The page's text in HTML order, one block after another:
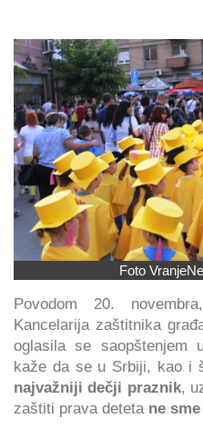
Foto
Povodom 20.
Kancelarija zaštitnika
oglasila se saopštenjem
kaže da se u Srbiji, kao i
najvažniji dečji praznik,
zaštiti prava deteta ne